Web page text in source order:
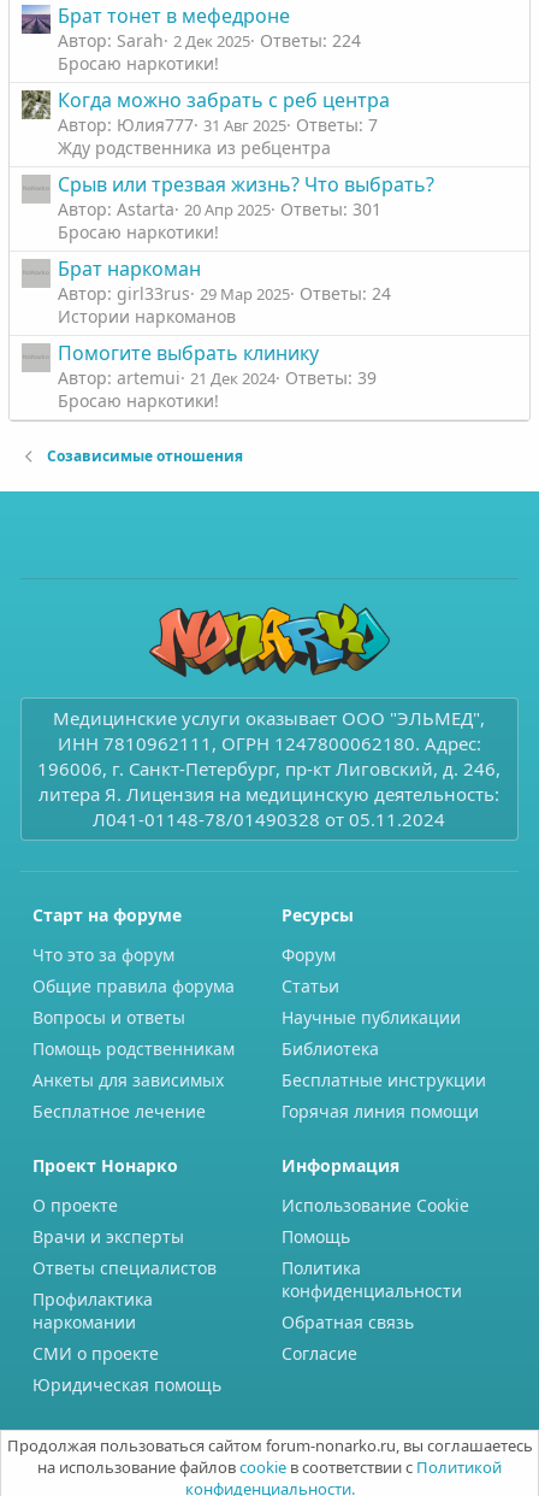
Брат тонет в мефедроне
Автор: Sarah 2 Дек 2025 Ответы: 224
Бросаю наркотики!
Когда можно забрать с реб центра
Автор: Юлия777 31 Авг 2025 Ответы: 7
Жду родственника из ребцентра
Срыв или трезвая жизнь? Что выбрать?
Автор: Astarta 20 Апр 2025 Ответы: 301
Бросаю наркотики!
Брат наркоман
Автор: girl33rus 29 Мар 2025 Ответы: 24
Истории наркоманов
Помогите выбрать клинику
Автор: artemui 21 Дек 2024 Ответы: 39
Бросаю наркотики!
Созависимые отношения
Медицинские услуги оказывает ООО "ЭЛЬМЕД",
ИНН 7810962111, ОГРН 1247800062180. Адрес:
196006, г. Санкт-Петербург, пр-кт Лиговский, д. 246,
литера Я. Лицензия на медицинскую деятельность:
Л041-01148-78/01490328 от 05.11.2024
Старт на форуме
Что это за форум
Общие правила форума
Вопросы и ответы
Помощь родственникам
Анкеты для зависимых
Бесплатное лечение
Ресурсы
Форум
Статьи
Научные публикации
Библиотека
Бесплатные инструкции
Горячая линия помощи
Проект Нонарко
О проекте
Врачи и эксперты
Ответы специалистов
Профилактика
наркомании
СМИ о проекте
Юридическая помощь
Информация
Использование Cookie
Помощь
Политика
конфиденциальности
Обратная связь
Согласие
Продолжая пользоваться сайтом forum-nonarko.ru, вы соглашаетесь
на использование файловcookie в соответствии с Политикой
конфиденциальности.